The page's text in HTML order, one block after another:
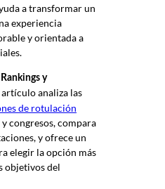
a transformar un
experiencia
y orientada a
Rankings y
artículo analiza las
de rotulación
congresos, compara
y ofrece un
elegir la opción más
objetivos del